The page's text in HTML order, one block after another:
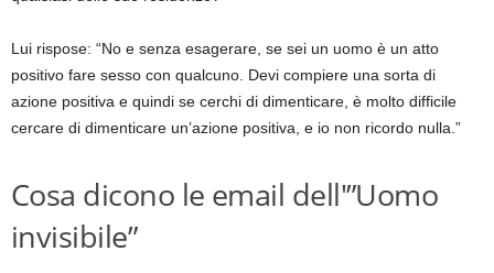
Lui rispose: “No e senza esagerare, se sei un uomo è un atto
positivo fare sesso con qualcuno. Devi compiere una sorta di
azione positiva e quindi se cerchi di dimenticare, è molto difficile
cercare di dimenticare un’azione positiva, e io non ricordo nulla.”
Cosa dicono le email dell'”Uomo
invisibile”